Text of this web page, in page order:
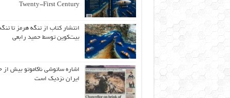
Twenty-First Century
انتشار کتاب از تنگه هرمز تا
بیت‌کوین توسط حمید رابعی
اشاره ساتوشی ناکاموتو بیش از
ایران نزدیک است